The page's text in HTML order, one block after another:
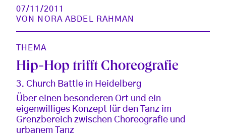
07/11/2011
VON
NORA ABDEL RAHMAN
THEMA
Hip-Hop trifft Choreografie
3. Church Battle in Heidelberg
Über einen besonderen Ort und ein
eigenwilliges Konzept für den Tanz im
Grenzbereich zwischen Choreografie und
urbanem Tanz